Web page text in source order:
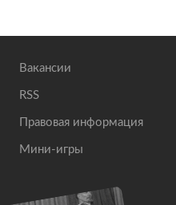
Вакансии
RSS
Правовая информация
Мини-игры